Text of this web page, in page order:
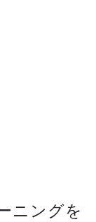
ニングを